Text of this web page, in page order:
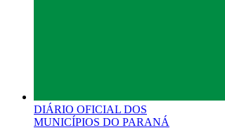
DIÁRIO OFICIAL DOS
MUNICÍPIOS DO PARANÁ